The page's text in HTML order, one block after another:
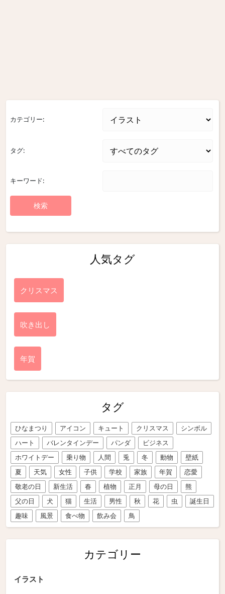
カテゴリー:
タグ:
キーワード:
人気タグ
クリスマス
吹き出し
年賀
タグ
ひなまつり アイコン キュート クリスマス
シンボル
ハート
バレンタインデー パンダ
ビジネス
ホワイトデー
乗り物 人間 兎 冬 動物
壁紙
夏
天気 女性 子供 学校 家族 年賀
恋愛
敬老の日
新生活 春 植物 正月 母の日
熊
父の日
犬 猫 生活 男性 秋 花 虫
誕生日
趣味
風景 食べ物 飲み会 鳥
カテゴリー
イラスト